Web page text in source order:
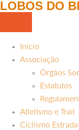
LOBOS DO
Início
Associação
Órgãos
Estatutos
Atletismo e Trail
Ciclismo Estrada